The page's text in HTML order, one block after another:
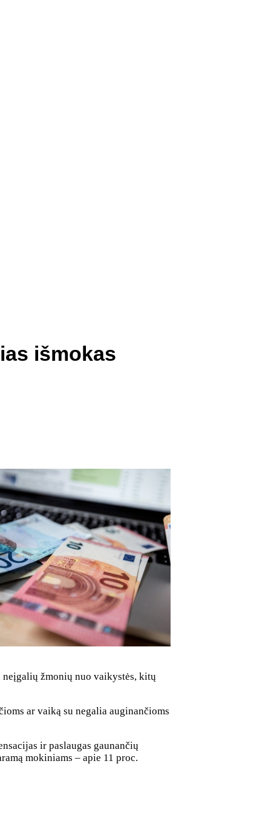
išmokas
neįgalių žmonių nuo vaikystės, kitų
ar vaiką su negalia auginančioms
ir paslaugas gaunančių
mokiniams – apie 11 proc.